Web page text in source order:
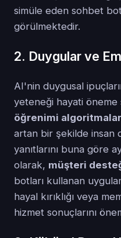
simüle eden sohbet
görülmektedir.
2. Duygular ve
AI'nin duygusal
yeteneği hayati öneme
öğrenimi
artan bir şekilde insan
yanıtlarını buna göre
olarak, müşteri
botları kullanan
hayal kırıklığı veya
hizmet sonuçlarını